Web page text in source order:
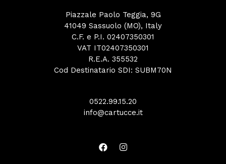
Piazzale Paolo Teggia, 9G
41049 Sassuolo (MO), Italy
C.F. e P.I. 02407350301
VAT IT02407350301
R.E.A. 355532
Cod Destinatario SDI: SUBM70N
0522.99.15.20
info@cartucce.it